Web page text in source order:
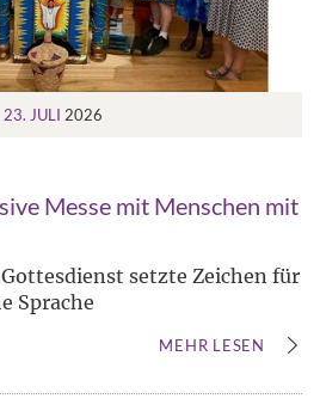
23. JULI 2026
Messe mit Menschen mit
setzte Zeichen für
Sprache
MEHR LESEN